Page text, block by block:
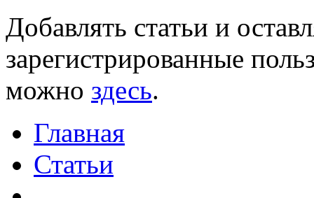
Добавлять статьи и
зарегистрированные
можно здесь.
Главная
Статьи